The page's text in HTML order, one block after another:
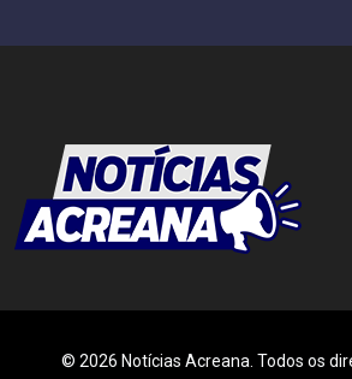
© 2026 Notícias Acreana. Todos os